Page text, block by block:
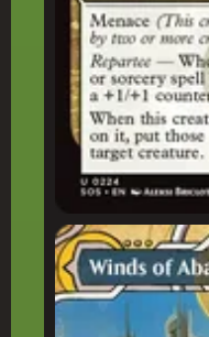
Ventos do Abandono